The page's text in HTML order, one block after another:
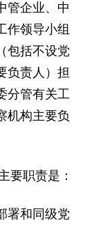
管企业、中
作领导小组
包括不设党
负责人）担
分管有关工
机构主要负
要职责是：
署和同级党